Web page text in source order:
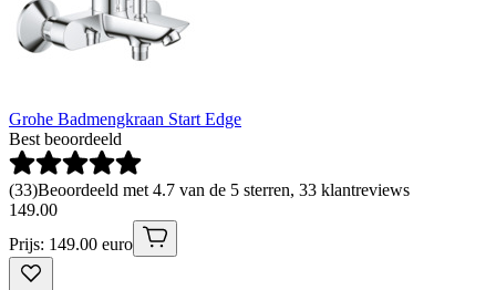
Grohe Badmengkraan Start Edge
Best beoordeeld
(33)Beoordeeld met 4.7 van de 5 sterren, 33 klantreviews
149.00
Prijs: 149.00 euro